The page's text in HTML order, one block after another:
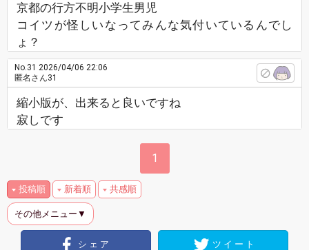
京都の行方不明小学生男児
コイツが怪しいなってみんな気付いているんでし
ょ？
No.31 2026/04/06 22:06
匿名さん31
縮小版が、出来ると良いですね
寂しです
1
投稿順 新着順 共感順
その他メニュー▼
シェア ツイート